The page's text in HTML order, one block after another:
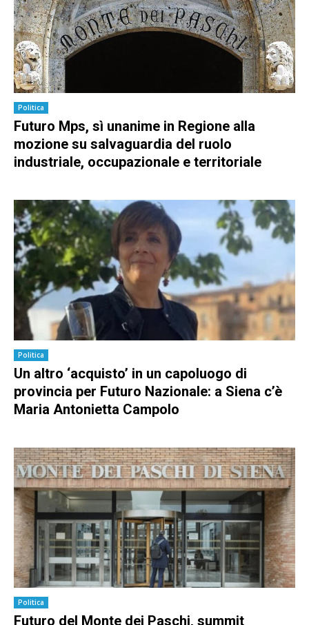
Politica
Futuro Mps, sì unanime in Regione alla
mozione su salvaguardia del ruolo
industriale, occupazionale e territoriale
Politica
Un altro ‘acquisto’ in un capoluogo di
provincia per Futuro Nazionale: a Siena c’è
Maria Antonietta Campolo
Politica
Futuro del Monte dei Paschi, summit